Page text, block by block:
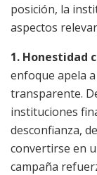
posición, la
aspectos
1. Honestidad
enfoque apela
transparente.
instituciones
desconfianza,
convertirse en
campaña